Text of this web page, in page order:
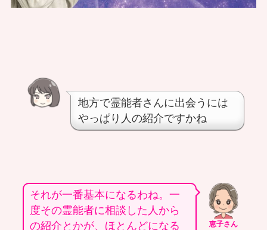
地方で霊能者さんに出会うには
やっぱり人の紹介ですかね
恵子さん
それが一番基本になるわね。一
度その霊能者に相談した人から
の紹介とかが、ほとんどになる